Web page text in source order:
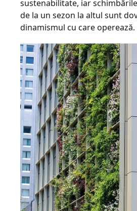
sustenabilitate, iar
de la un sezon la altul sunt
dinamismul cu care operează.